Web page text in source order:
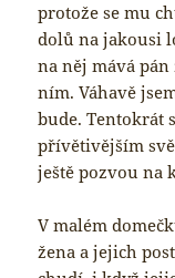
protože se mu
dolů na jakousi
na něj mává
ním. Váhavě
bude. Tentokrát
přívětivějším
ještě pozvou na
V malém
žena a jejich